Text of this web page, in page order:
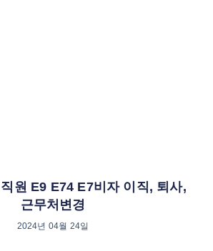
원 E9 E74 E7비자 이직, 퇴사,
근무처변경
2024년 04월 24일